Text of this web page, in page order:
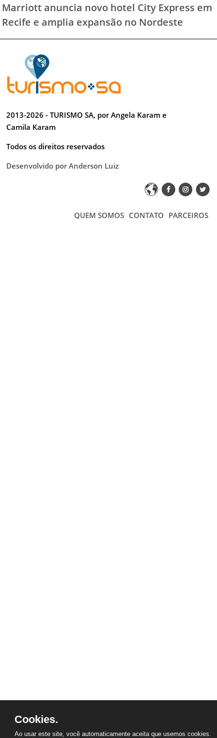
Marriott anuncia novo hotel City Express em
Recife e amplia expansão no Nordeste
2013-2026 - TURISMO SA, por Angela Karam e
Camila Karam
Todos os direitos reservados
Desenvolvido por Anderson Luiz
PARCEIROS
CONTATO
QUEM SOMOS
Cookies.
Ao usar este site, você automaticamente aceita que usemos cookies.